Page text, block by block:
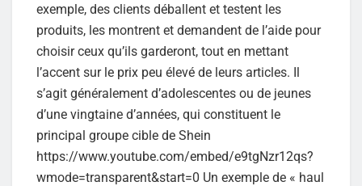
exemple, des clients déballent et testent les
produits, les montrent et demandent de l’aide pour
choisir ceux qu’ils garderont, tout en mettant
l’accent sur le prix peu élevé de leurs articles. Il
s’agit généralement d’adolescentes ou de jeunes
d’une vingtaine d’années, qui constituent le
principal groupe cible de Shein
https://www.youtube.com/embed/e9tgNzr12qs?
wmode=transparent&start=0 Un exemple de « haul